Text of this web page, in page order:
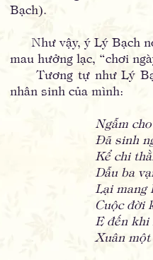
Bạch).
Như vậy, ý Lý Bạch
mau hưởng lạc, “chơi
Tương tự như Lý
nhân sinh của mình:
Ngẫm
Đã sinh người
Kể chi thằng lên
Dẫu ba vạn sáu
Lại mang lấy lợi
Cuộc đời kia
E đến khi hoa
Xuân một khắc,